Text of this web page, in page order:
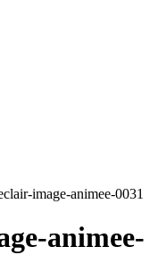
image-animee-0031
animee-